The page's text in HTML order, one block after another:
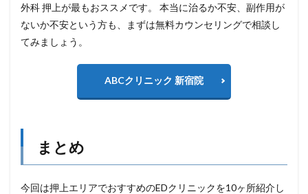
外科 押上が最もおススメです。 本当に治るか不安、副作用が
ないか不安という方も、まずは無料カウンセリングで相談し
てみましょう。
ABCクリニック 新宿院
まとめ
今回は押上エリアでおすすめのEDクリニックを10ヶ所紹介し